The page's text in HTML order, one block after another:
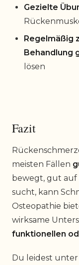
Gezielte
Regelmäßig
Behandlung
lösen
Fazit
meisten Fällen
bewegt, gut auf
sucht, kann
Osteopathie
wirksame
funktionellen
Du leidest